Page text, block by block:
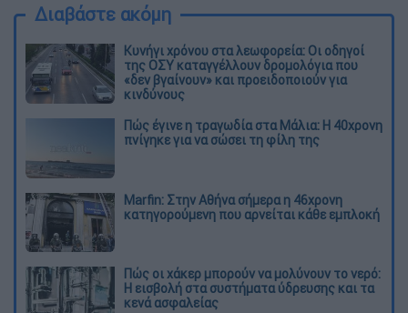
Διαβάστε ακόμη
Κυνήγι χρόνου στα λεωφορεία: Οι οδηγοί
της ΟΣΥ καταγγέλλουν δρομολόγια που
«δεν βγαίνουν» και προειδοποιούν για
κινδύνους
Πώς έγινε η τραγωδία στα Μάλια: Η 40χρονη
πνίγηκε για να σώσει τη φίλη της
Marfin: Στην Αθήνα σήμερα η 46χρονη
κατηγορούμενη που αρνείται κάθε εμπλοκή
Πώς οι χάκερ μπορούν να μολύνουν το νερό:
Η εισβολή στα συστήματα ύδρευσης και τα
κενά ασφαλείας